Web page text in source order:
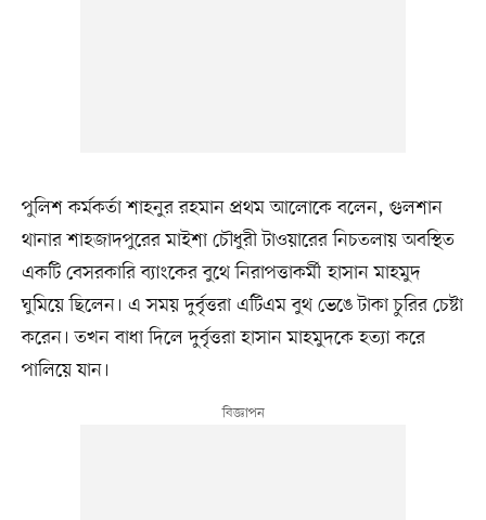
পুলিশ কর্মকর্তা শাহনুর রহমান প্রথম আলোকে বলেন, গুলশান
থানার শাহজাদপুরের মাইশা চৌধুরী টাওয়ারের নিচতলায় অবস্থিত
একটি বেসরকারি ব্যাংকের বুথে নিরাপত্তাকর্মী হাসান মাহমুদ
ঘুমিয়ে ছিলেন। এ সময় দুর্বৃত্তরা এটিএম বুথ ভেঙে টাকা চুরির চেষ্টা
করেন। তখন বাধা দিলে দুর্বৃত্তরা হাসান মাহমুদকে হত্যা করে
পালিয়ে যান।